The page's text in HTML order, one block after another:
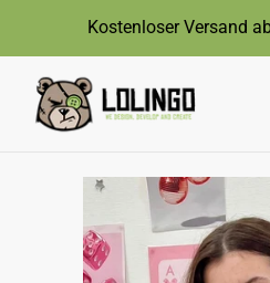
Inhalt
Kostenloser Versand